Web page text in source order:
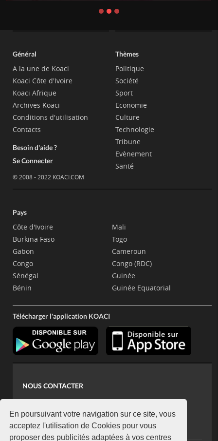
En poursuivant votre navigation sur ce site, vous
acceptez l'utilisation de Cookies pour vous
proposer des publicités adaptées à vos centres
Général
A la une de Koaci
Koaci Côte d'Ivoire
Koaci Afrique
Archives Koaci
Conditions d'utilisation
Contacts
Besoin d'aide ?
Se Connecter
© 2008 - 2022 KOACI.COM
Thèmes
Politique
Société
Sport
Economie
Culture
Technologie
Tribune
Evènement
Santé
Pays
Côte d'Ivoire
Burkina Faso
Gabon
Congo
Sénégal
Bénin
Mali
Togo
Cameroun
Congo (RDC)
Guinée
Guinée Equatorial
Télécharger l'application KOACI
NOUS CONTACTER
koaci@yahoo.fr
+225 07 08 85 52 93